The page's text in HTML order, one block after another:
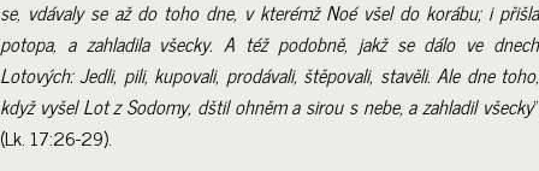
se, vdávaly se až do toho dne, v kterémž Noé všel do korábu; i přišla
potopa, a zahladila všecky. A též podobně, jakž se dálo ve dnech
Lotových: Jedli, pili, kupovali, prodávali, štěpovali, stavěli. Ale dne toho,
když vyšel Lot z Sodomy, dštil ohněm a sirou s nebe, a zahladil všecky“
(Lk. 17:26-29).